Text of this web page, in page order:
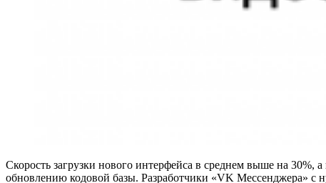
Скорость загрузки нового интерфейса в среднем выше на
обновлению кодовой базы. Разработчики «VK Мессенджера» с